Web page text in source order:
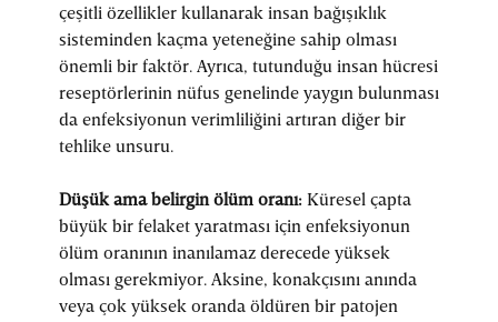
çeşitli özellikler kullanarak insan bağışıklık
sisteminden kaçma yeteneğine sahip olması
önemli bir faktör. Ayrıca, tutunduğu insan hücresi
reseptörlerinin nüfus genelinde yaygın bulunması
da enfeksiyonun verimliliğini artıran diğer bir
tehlike unsuru.
Düşük ama belirgin ölüm oranı: Küresel çapta
büyük bir felaket yaratması için enfeksiyonun
ölüm oranının inanılamaz derecede yüksek
olması gerekmiyor. Aksine, konakçısını anında
veya çok yüksek oranda öldüren bir patojen